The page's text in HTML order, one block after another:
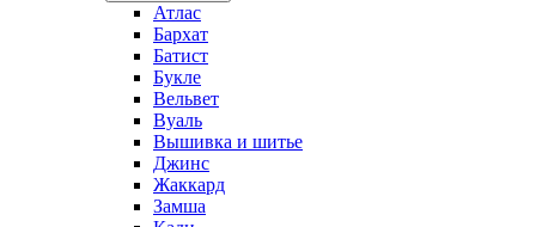
Атлас
Бархат
Батист
Букле
Вельвет
Вуаль
Вышивка и шитье
Джинс
Жаккард
Замша